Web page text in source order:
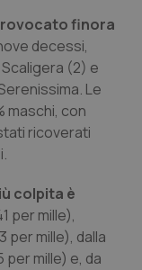
finora
decessi,
(2) e
Le
maschi, con
ricoverati
colpita è
per mille),
per mille), dalla
per mille) e, da